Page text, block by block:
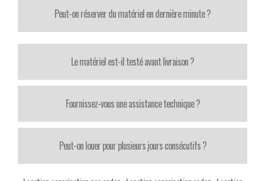
Peut-on réserver du matériel en dernière minute ?
Le matériel est-il testé avant livraison ?
Fournissez-vous une assistance technique ?
Peut-on louer pour plusieurs jours consécutifs ?